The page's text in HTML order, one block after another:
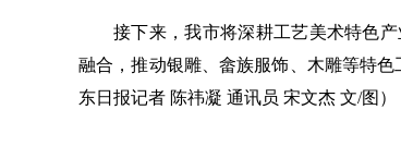
接下来，我市将深耕工艺美术特色
融合，推动银雕、畲族服饰、木雕等特
东日报记者 陈祎凝 通讯员 宋文杰 文/图）